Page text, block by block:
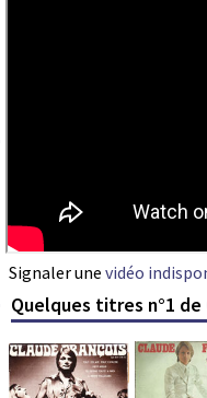
Signaler une vidéo
Quelques titres n°1 de